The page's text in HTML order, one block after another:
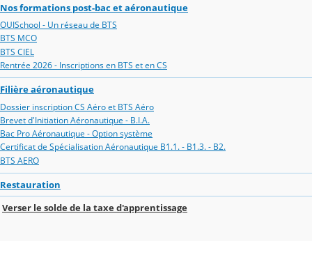
Nos formations post-bac et aéronautique
OUISchool - Un réseau de BTS
BTS MCO
BTS CIEL
Rentrée 2026 - Inscriptions en BTS et en CS
Filière aéronautique
Dossier inscription CS Aéro et BTS Aéro
Brevet d'Initiation Aéronautique - B.I.A.
Bac Pro Aéronautique - Option système
Certificat de Spécialisation Aéronautique B1.1. - B1.3. - B2.
BTS AERO
Restauration
Verser le solde de la taxe d'apprentissage